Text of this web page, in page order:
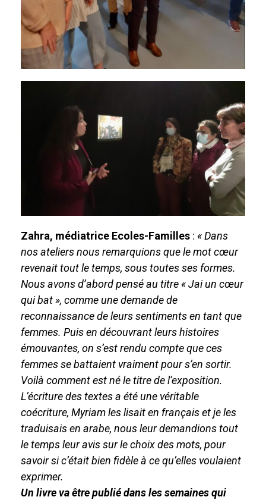
Zahra, médiatrice Ecoles-Familles : « Dans
nosateliers nous remarquions que le mot cœur
revenait tout le temps, sous toutes ses formes.
Nous avons d’abord pensé au titre « Jai un cœur
qui bat », comme une demande de
reconnaissance de leurs sentiments en tant que
femmes. Puis en découvrant leurs histoires
émouvantes, on s’est rendu compte que ces
femmes se battaient vraiment pour s’en sortir.
Voilà comment est né le titre de l’exposition.
L’écriture des textes a été une véritable
coécriture, Myriam les lisait en français et je les
traduisais en arabe, nous leur demandions tout
le temps leur avis sur le choix des mots, pour
savoir si c’était bien fidèle à ce qu’elles voulaient
exprimer.
Un livre va être publié dans les semaines qui